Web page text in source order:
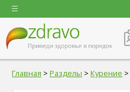
Главная > Разделы > Курение >